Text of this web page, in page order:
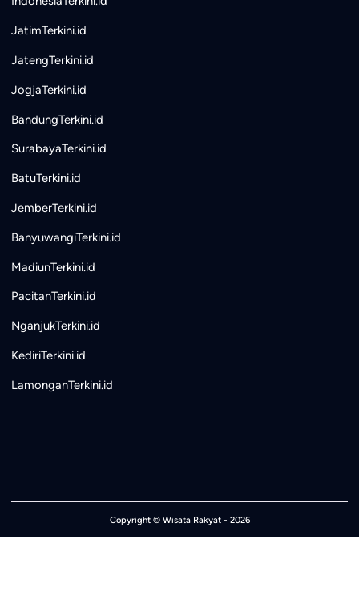
JatimTerkini.id
JatengTerkini.id
JogjaTerkini.id
BandungTerkini.id
SurabayaTerkini.id
BatuTerkini.id
JemberTerkini.id
BanyuwangiTerkini.id
MadiunTerkini.id
PacitanTerkini.id
NganjukTerkini.id
KediriTerkini.id
LamonganTerkini.id
Copyright © Wisata Rakyat- 2026